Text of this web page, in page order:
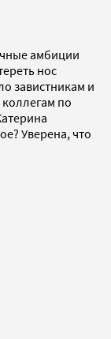
амбиции
нос
завистникам и
по
Уверена, что